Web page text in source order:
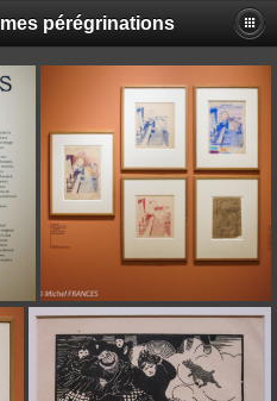
pérégrinations